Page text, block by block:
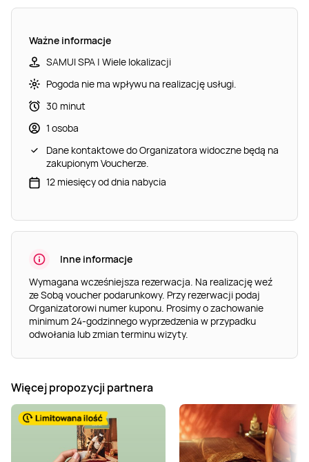
Ważne informacje
SAMUI SPA | Wiele lokalizacji
Pogoda nie ma wpływu na realizację usługi.
30 minut
1 osoba
Dane kontaktowe do Organizatora widoczne będą na
zakupionym Voucherze.
12 miesięcy od dnia nabycia
Inne informacje
Wymagana wcześniejsza rezerwacja. Na realizację weź
ze Sobą voucher podarunkowy. Przy rezerwacji podaj
Organizatorowi numer kuponu. Prosimy o zachowanie
minimum 24-godzinnego wyprzedzenia w przypadku
odwołania lub zmian terminu wizyty.
Więcej propozycji partnera